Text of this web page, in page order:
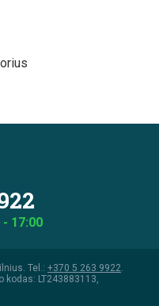
17:00
Tel.: +370 5 263 9922.
kodas: LT243883113,